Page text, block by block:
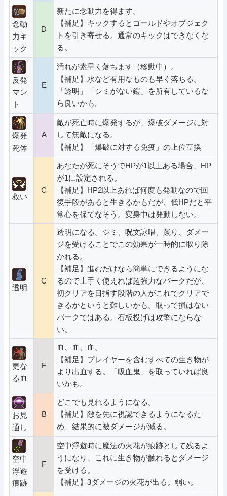
念動
力キ
ック
D
新たに念動力を得ます。
【補足】キックするとゴールドやオブジェク
トを引き寄せる。通常のキックはできなくな
る。
反発
マン
ト
E
汚れが素早く落ちます（移動中）。
【補足】水など有用なものも早く落ちる。
「透明」「シミがない鎧」を所有しているな
ら良いかも。
爆発
死体
A
敵が死亡時に爆発するが、爆破ダメージに対
して無敵になる。
【補足】「爆破に対する免疫」の上位互換
救い
C
あなたが死にそうでHPが1以上ある場合、HP
が1に設定される。
【補足】HP2以上あれば何度も発動なので回
復手段があると生きるかもだが、低HPだと平
常心を保てなそう。変身中は発動しない。
透明
C
透明になる。シミ、呪文詠唱、蹴り、ダメー
ジを受けることでこの効果が一時的に取り除
かれる。
【補足】進むだけなら簡単にできるようにな
るので上手く使えれば超強力なパークだが、
初クリアを目指す段階の人がこれでクリアで
きるかというと難しいかも。取って損はない
パークではある。石板投げは攻撃にならな
い。
更な
る血
F
血、血、血。
【補足】プレイヤーを含むすべての生き物が
より出血する。「吸血鬼」を取っていれば良
いかも。
お見
通し
B
どこでも見れるようになる。
【補足】敵を先に視認できるようになるた
め、結果的に被ダメージが減る。
空中
浮遊
痕跡
F
空中浮遊時に魔法の火花が痕跡として残るよ
うになり、これに生き物が触れるとダメージ
を受ける。
【補足】3ダメージの火花が出る。弱い。